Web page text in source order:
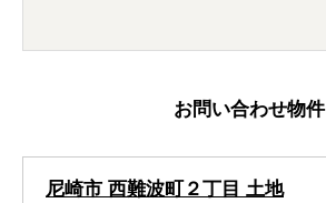
お問い合わせ物件
尼崎市 西難波町２丁目 土地